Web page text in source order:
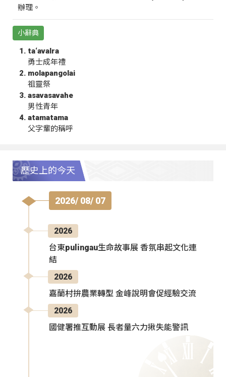
辦理。
小辭典
ta‘avalra
勇士成年禮
molapangolai
祖靈祭
asavasavahe
男性青年
atamatama
父字輩的稱呼
歷史上的今天
2026/ 08/ 07
2026
台東pulingau生命故事展 香氛串起文化連
結
2026
嘉蘭村拚農業轉型 金峰說明會促經驗交流
2026
國健署推互動展 長者量六力揪失能警訊